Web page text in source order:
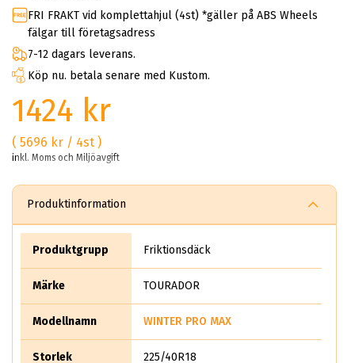
FRI FRAKT vid komplettahjul (4st) *gäller på ABS Wheels
fälgar till företagsadress
7-12 dagars leverans.
Köp nu. betala senare med Kustom.
1424 kr
( 5696 kr / 4st )
inkl. Moms och Miljöavgift
Produktinformation
Produktgrupp Friktionsdäck
Märke TOURADOR
Modellnamn WINTER PRO MAX
Storlek 225/40R18